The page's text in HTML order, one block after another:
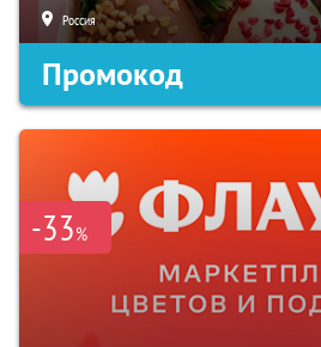
Россия
Промокод
-33%